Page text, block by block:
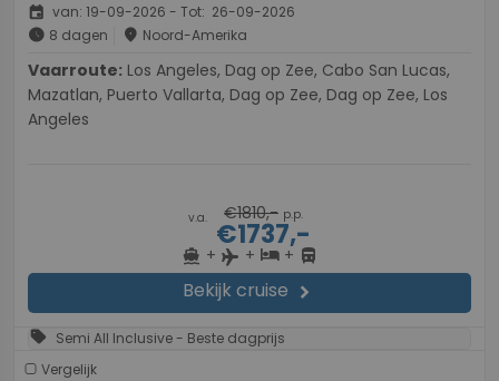
event van: 19-09-2026 - Tot: 26-09-2026
schedule 8 dagen place Noord-Amerika
Vaarroute:
Mazatlan, Puerto Vallarta, Dag op Zee, Dag op Zee, Los
Angeles
v.a. €1810,- p.p.
€1737,-
directions_boat + flight + hotel+ directions_bus
Bekijk cruise chevron_right
sell Semi All Inclusive - Beste dagprijs
Vergelijk